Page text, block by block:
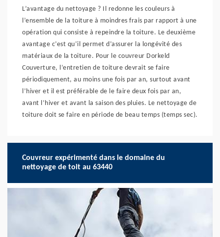
L’avantage du nettoyage ? Il redonne les couleurs à
l’ensemble de la toiture à moindres frais par rapport à une
opération qui consiste à repeindre la toiture. Le deuxième
avantage c’est qu’il permet d’assurer la longévité des
matériaux de la toiture. Pour le couvreur Dorkeld
Couverture, l’entretien de toiture devrait se faire
périodiquement, au moins une fois par an, surtout avant
l’hiver et il est préférable de le faire deux fois par an,
avant l’hiver et avant la saison des pluies. Le nettoyage de
toiture doit se faire en période de beau temps (temps sec).
Couvreur expérimenté dans le domaine du
nettoyage de toit au 63440